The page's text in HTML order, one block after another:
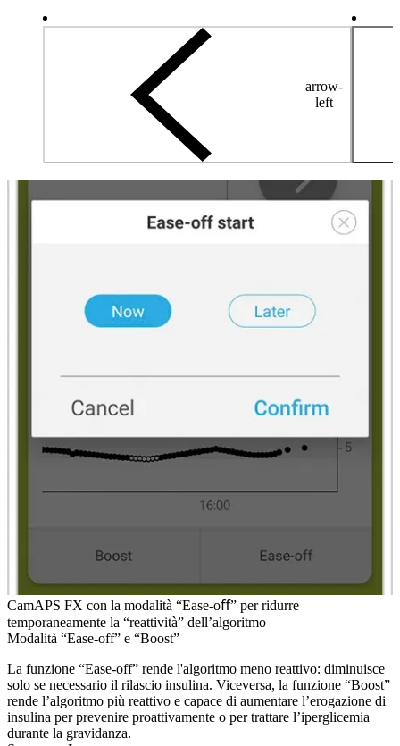
arrow-
left
CamAPS FX con la modalità “Ease-oﬀ” per ridurre
temporaneamente la “reattività” dell’algoritmo
Modalità “Ease-off” e “Boost”
La funzione “Ease-off” rende l'algoritmo meno reattivo: diminuisce
solo se necessario il rilascio insulina. Viceversa, la funzione “Boost”
rende l’algoritmo più reattivo e capace di aumentare l’erogazione di
insulina per prevenire proattivamente o per trattare l’iperglicemia
durante la gravidanza.